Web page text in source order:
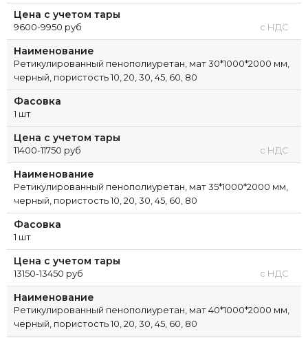
Цена с учетом тары
9600-9950 руб с НДС
Наименование
Ретикулированный пенополиуретан, мат 30*1000*2000 мм,
черный, пористость 10, 20, 30, 45, 60, 80
Фасовка
1 шт
Цена с учетом тары
11400-11750 руб с НДС
Наименование
Ретикулированный пенополиуретан, мат 35*1000*2000 мм,
черный, пористость 10, 20, 30, 45, 60, 80
Фасовка
1 шт
Цена с учетом тары
13150-13450 руб с НДС
Наименование
Ретикулированный пенополиуретан, мат 40*1000*2000 мм,
черный, пористость 10, 20, 30, 45, 60, 80